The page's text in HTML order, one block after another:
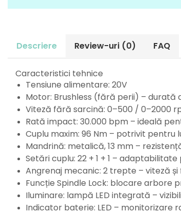
Hidrofoare
Presostate/Regulatoare de
presiune
Prelungitoare
Rindele electrice
Accesorii rindele
Scule electrice
Accesorii pentru polizor
Accesorii scule electrice
Compresoare aer
Fierastrau sabie
Fierăstrău circular
Flexuri
Descriere Review-uri (0) FAQ
Caracteristici tehnice
Tensiune alimentare: 20V
Motor: Brushless (fără perii) – durată
Viteză fără sarcină: 0–500 / 0–2000
Rată impact: 30.000 bpm – ideală
Cuplu maxim: 96 Nm – potrivit pentru
Mandrină: metalică, 13 mm –
Setări cuplu: 22 + 1 + 1 –
Angrenaj mecanic: 2 trepte – viteză
Funcție Spindle Lock: blocare
Iluminare: lampă LED integrată –
Indicator baterie: LED – monitorizare